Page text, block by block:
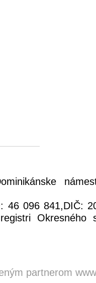
46 096 841,DIČ:
partnerom